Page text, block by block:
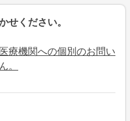
せください。
療機関への個別のお問い